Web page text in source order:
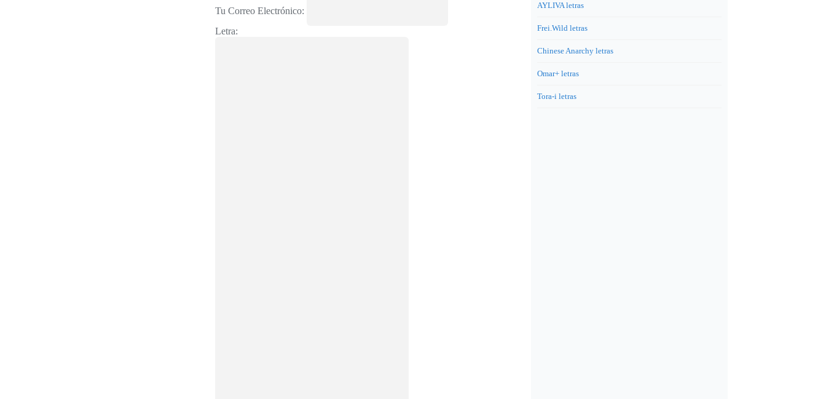
Tu Correo Electrónico:
Letra:
AYLIVA letras
Frei.Wild letras
Chinese Anarchy letras
Omar+ letras
Tora-i letras